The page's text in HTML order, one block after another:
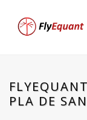
PLA DE